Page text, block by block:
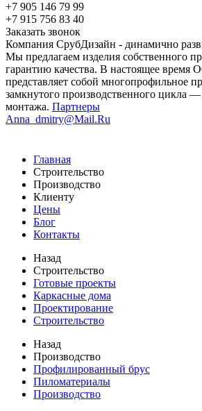
+7 905 146 79 99
+7 915 756 83 40
Заказать звонок
Компания СрубДизайн - динамично
Мы предлагаем изделия собственного
гарантию качества. В настоящее
представляет собой многопрофильное
замкнутого производственного цикла —
монтажа. Партнеры
Anna_dmitry@Mail.Ru
Главная
Строительство
Производство
Клиенту
Цены
Блог
Контакты
Назад
Строительство
Готовые проекты
Каркасные дома
Проектирование
Строительство
Назад
Производство
Профилированный брус
Пиломатериалы
Производство